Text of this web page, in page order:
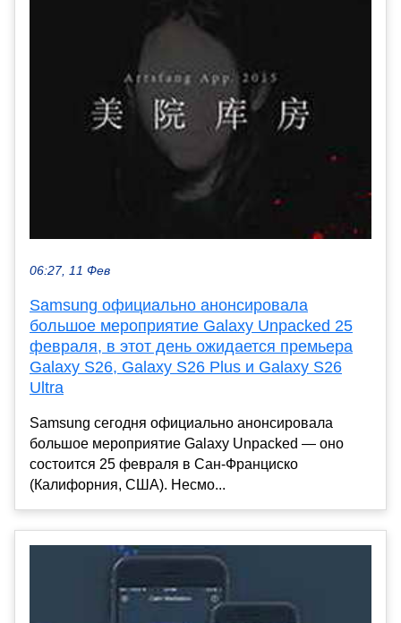
06:27, 11 Фев
Samsung официально анонсировала
большое мероприятие Galaxy Unpacked 25
февраля, в этот день ожидается премьера
Galaxy S26, Galaxy S26 Plus и Galaxy S26
Ultra
Samsung сегодня официально анонсировала
большое мероприятие Galaxy Unpacked — оно
состоится 25 февраля в Сан-Франциско
(Калифорния, США). Несмо...